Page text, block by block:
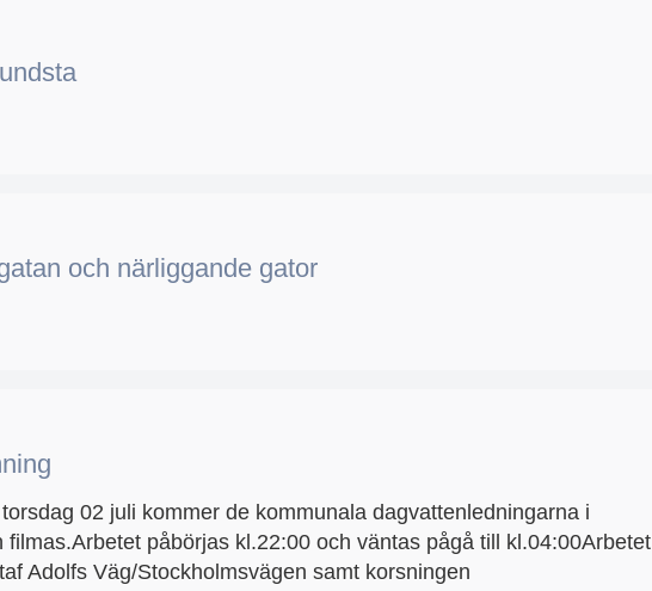
och närliggande gator
02 juli kommer de kommunala dagvattenledningarna i
påbörjas kl.22:00 och väntas pågå till kl.04:00Arbetet
Adolfs Väg/Stockholmsvägen samt korsningen